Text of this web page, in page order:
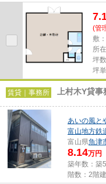
の高い位置にある物件です。...
(管
敷
所
坪
坪
賃貸｜事務所 上村木Y貸
あいの風と
富山地方鉄
富山県魚津
8.14万円
築年数：築
階数：2階建